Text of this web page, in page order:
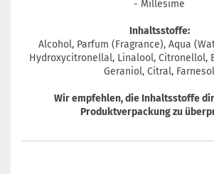
- Millesime
Inhaltsstoffe:
Alcohol, Parfum (Fragrance), Aqua
Hydroxycitronellal, Linalool, Citronellol,
Geraniol, Citral, Farnesol
Wir empfehlen, die Inhaltsstoffe
Produktverpackung zu